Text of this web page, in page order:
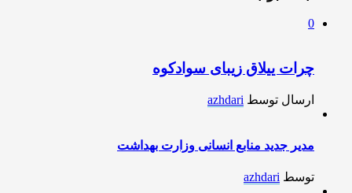
0
چرات ییلاق زیبای سوادکوه
ارسال توسط azhdari
مدیر جدید منابع انسانی وزارت بهداشت
توسط azhdari